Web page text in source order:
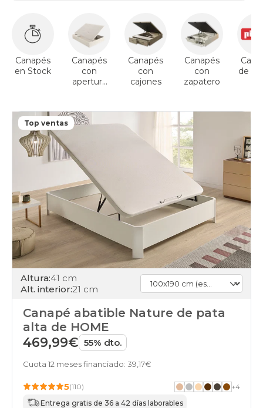
Canapés
en Stock
Canapés
con
apertura
Canapés
con
cajones
Canapés
con
zapatero
de
Top ventas
Altura:41 cm
Alt. interior:21 cm
Canapé abatible Nature de pata
alta de HOME
469,99€ 55% dto.
Cuota 12 meses financiado: 39,17€
5(110) +4
Entrega gratis de 36 a 42 días laborables